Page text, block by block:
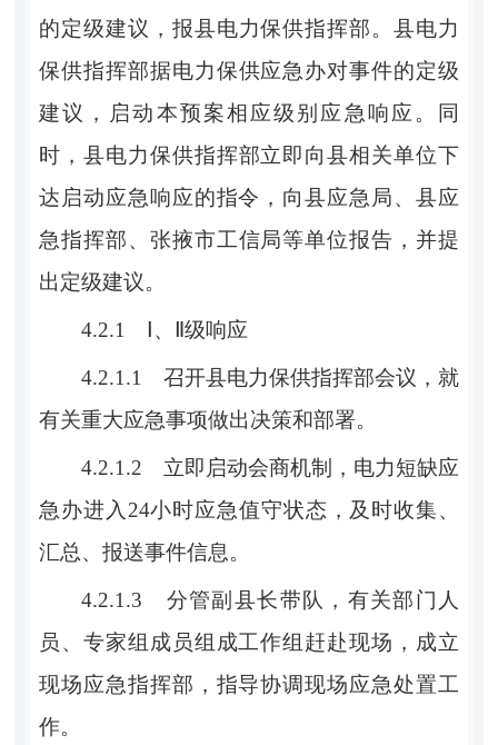
的定级建议，报县电力保供指挥部。县电力
保供指挥部据电力保供应急办对事件的定级
建议，启动本预案相应级别应急响应。同
时， 县电力保供指挥部立即向县相关单位下
达启动应急响应的指令，向县应急局、县应
急指挥部、 张掖市工信局等单位报告，并提
出定级建议。
4.2.1 Ⅰ、 Ⅱ级响应
4.2.1.1 召开县电力保供指挥部会议，就
有关重大应急事项做出决策和部署。
4.2.1.2 立即启动会商机制，电力短缺应
急办进入 24小时应急值守状态，及时收集、
汇总、报送事件信息。
4.2.1.3 分管副县长带队，有关部门人
员、专家组成员组成工作组赶赴现场，成立
现场应急指挥部，指导协调现场应急处置工
作。